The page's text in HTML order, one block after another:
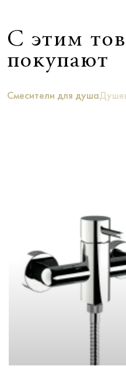
С этим
покупают
Смесители для душа